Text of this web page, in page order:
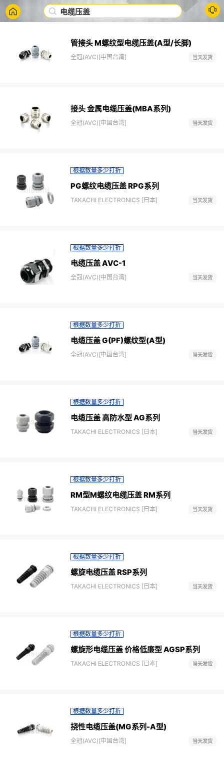
电缆压盖
管接头 M螺纹型电缆压盖(A型/长脚)
全冠(AVC)[中国台湾] 当天发货
接头 金属电缆压盖(MBA系列)
全冠(AVC)[中国台湾] 当天发货
根据数量多少打折
PG螺纹电缆压盖 RPG系列
TAKACHI ELECTRONICS [日本] 当天发货
根据数量多少打折
电缆压盖 AVC-1
全冠(AVC)[中国台湾] 当天发货
根据数量多少打折
电缆压盖 G(PF)螺纹型(A型)
全冠(AVC)[中国台湾] 当天发货
根据数量多少打折
电缆压盖 高防水型 AG系列
TAKACHI ELECTRONICS [日本] 当天发货
根据数量多少打折
RM型M螺纹电缆压盖 RM系列
TAKACHI ELECTRONICS [日本] 当天发货
根据数量多少打折
螺旋电缆压盖 RSP系列
TAKACHI ELECTRONICS [日本] 当天发货
根据数量多少打折
螺旋形电缆压盖 价格低廉型 AGSP系列
TAKACHI ELECTRONICS [日本] 当天发货
根据数量多少打折
挠性电缆压盖(MG系列-A型)
全冠(AVC)[中国台湾] 当天发货